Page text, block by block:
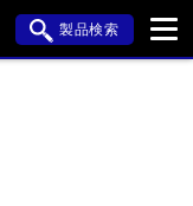
製品検索